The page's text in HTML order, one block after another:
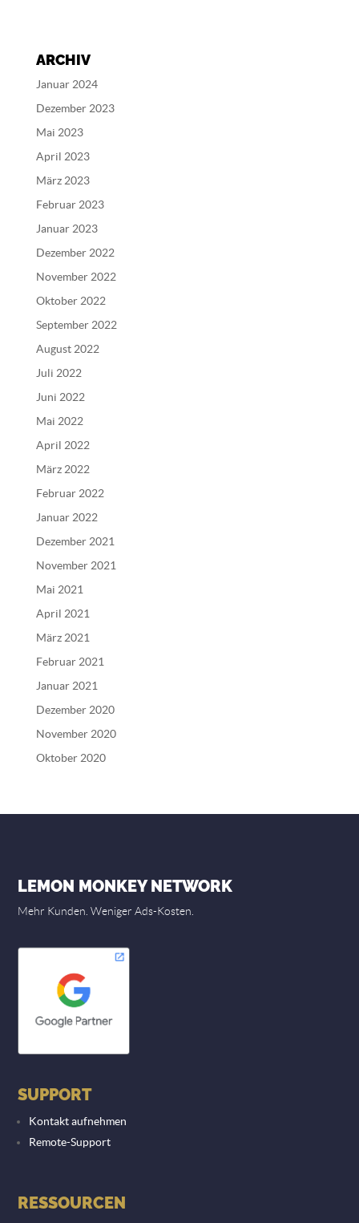
r
n
i
v
ARCHIV
Januar 2024
Dezember 2023
Mai 2023
April 2023
März 2023
Februar 2023
Januar 2023
Dezember 2022
November 2022
Oktober 2022
September 2022
August 2022
Juli 2022
Juni 2022
Mai 2022
April 2022
März 2022
Februar 2022
Januar 2022
Dezember 2021
November 2021
Mai 2021
April 2021
März 2021
Februar 2021
Januar 2021
Dezember 2020
November 2020
Oktober 2020
LEMON MONKEY NETWORK
Mehr Kunden. Weniger Ads-Kosten.
SUPPORT
Kontakt aufnehmen
Remote-Support
RESSOURCEN